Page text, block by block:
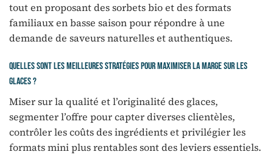
tout en proposant des sorbets bio et des formats
familiaux en basse saison pour répondre à une
demande de saveurs naturelles et authentiques.
Quelles sont les meilleures stratégies pour maximiser la marge sur les
glaces ?
Miser sur la qualité et l’originalité des glaces,
segmenter l’offre pour capter diverses clientèles,
contrôler les coûts des ingrédients et privilégier les
formats mini plus rentables sont des leviers essentiels.